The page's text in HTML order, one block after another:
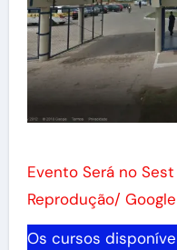
Evento Será no
Reprodução/
Os cursos